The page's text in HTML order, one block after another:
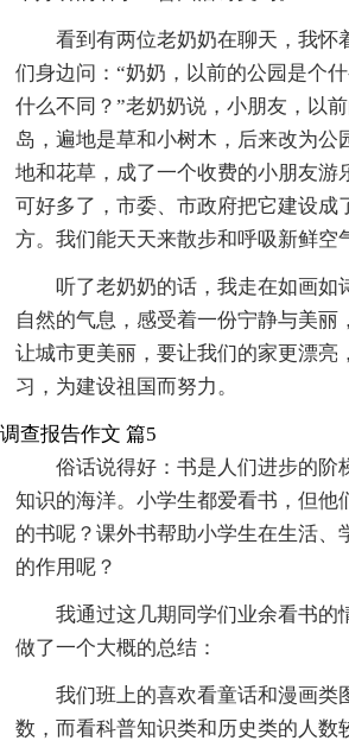
看到有两位老奶奶在聊天，我怀
们身边问：“奶奶，以前的公园是个
什么不同？”老奶奶说，小朋友，以
岛，遍地是草和小树木，后来改为公
地和花草，成了一个收费的小朋友游
可好多了，市委、市政府把它建设成
方。我们能天天来散步和呼吸新鲜空
听了老奶奶的话，我走在如画如
自然的气息，感受着一份宁静与美丽
让城市更美丽，要让我们的家更漂亮
习，为建设祖国而努力。
调查报告作文 篇5
俗话说得好：书是人们进步的阶
知识的海洋。小学生都爱看书，但他
的书呢？课外书帮助小学生在生活、
的作用呢？
我通过这几期同学们业余看书的
做了一个大概的总结：
我们班上的喜欢看童话和漫画类
数，而看科普知识类和历史类的人数